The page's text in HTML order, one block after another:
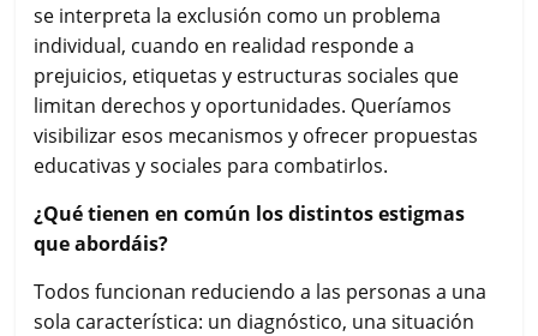
se interpreta la exclusión como un problema
individual, cuando en realidad responde a
prejuicios, etiquetas y estructuras sociales que
limitan derechos y oportunidades. Queríamos
visibilizar esos mecanismos y ofrecer propuestas
educativas y sociales para combatirlos.
¿Qué tienen en común los distintos estigmas
que abordáis?
Todos funcionan reduciendo a las personas a una
sola característica: un diagnóstico, una situación